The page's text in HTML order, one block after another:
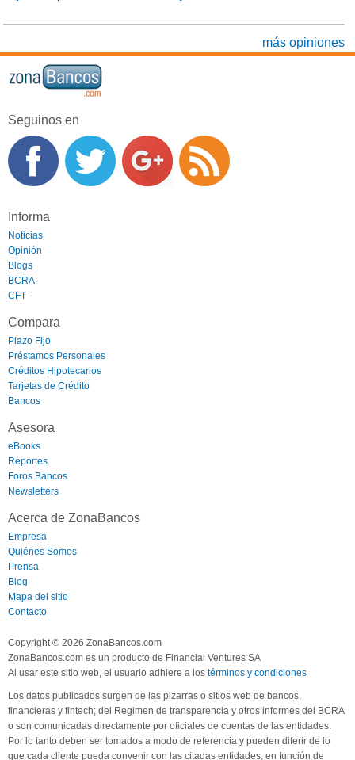
más opiniones
Seguinos en
Informa
Noticias
Opinión
Blogs
BCRA
CFT
Compara
Plazo Fijo
Préstamos Personales
Créditos Hipotecarios
Tarjetas de Crédito
Bancos
Asesora
eBooks
Reportes
Foros Bancos
Newsletters
Acerca de ZonaBancos
Empresa
Quiénes Somos
Prensa
Blog
Mapa del sitio
Contacto
Copyright © 2026 ZonaBancos.com
ZonaBancos.com es un producto de Financial Ventures SA
Al usar este sitio web, el usuario adhiere a los términos y condiciones
Los datos publicados surgen de las pizarras o sitios web de bancos,
financieras y fintech; del Regimen de transparencia y otros informes del BCRA
o son comunicadas directamente por oficiales de cuentas de las entidades.
Por lo tanto deben ser tomados a modo de referencia y pueden diferir de lo
que cada cliente pueda convenir con las citadas entidades, en función de